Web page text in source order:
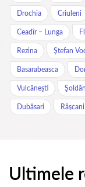
Drochia Criuleni
Ceadîr – Lunga
Rezina Ştefan
Basarabeasca
Vulcăneşti
Dubăsari Râșcani
Ultimele